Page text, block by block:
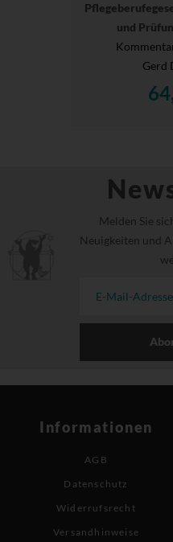
und
Gerd
Melden Sie
Neuigkeiten und
Informationen
AGB
Datenschutz
Widerrufsrecht
Versandhinweise